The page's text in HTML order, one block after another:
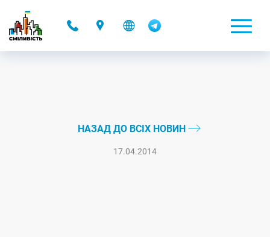
НАЗАД ДО ВСІХ НОВИН
17.04.2014